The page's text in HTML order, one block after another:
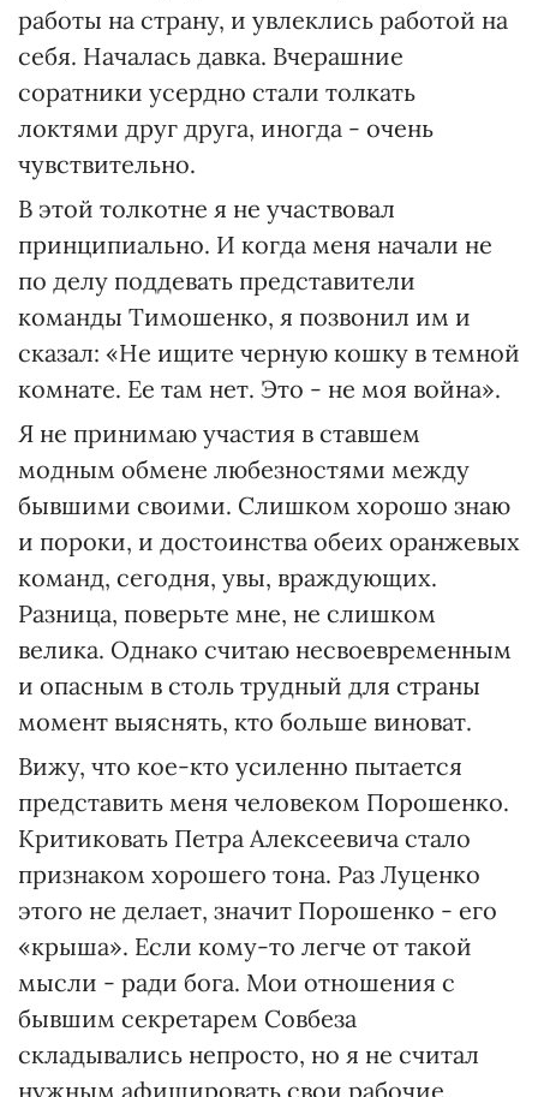
работы на страну, и увлеклись работой на
себя. Началась давка. Вчерашние
соратники усердно стали толкать
локтями друг друга, иногда - очень
чувствительно.
В этой толкотне я не участвовал
принципиально. И когда меня начали не
по делу поддевать представители
команды Тимошенко, я позвонил им и
сказал: «Не ищите черную кошку в темной
комнате. Ее там нет. Это - не моя война».
Я не принимаю участия в ставшем
модным обмене любезностями между
бывшими своими. Слишком хорошо знаю
и пороки, и достоинства обеих оранжевых
команд, сегодня, увы, враждующих.
Разница, поверьте мне, не слишком
велика. Однако считаю несвоевременным
и опасным в столь трудный для страны
момент выяснять, кто больше виноват.
Вижу, что кое-кто усиленно пытается
представить меня человеком Порошенко.
Критиковать Петра Алексеевича стало
признаком хорошего тона. Раз Луценко
этого не делает, значит Порошенко - его
«крыша». Если кому-то легче от такой
мысли - ради бога. Мои отношения с
бывшим секретарем Совбеза
складывались непросто, но я не считал
нужным афишировать свои рабочие